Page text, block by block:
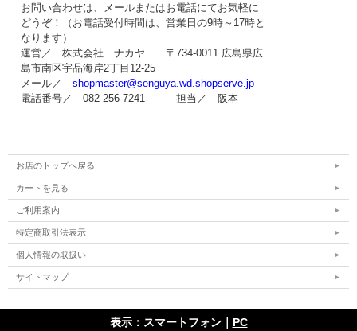
お問い合わせは、メールまたはお電話にてお気軽に
どうぞ！（お電話受付時間は、 営業日の9時～17時と
なります）
運営／ 株式会社 ナカヤ 〒734-0011 広島県広
島市南区宇品海岸2丁目12-25
メール／ shopmaster@senguya.wd.shopserve.jp
電話番号／ 082-256-7241 担当／ 阪本
お店のトップへ戻る
カートを見る
ご利用案内
特定商取引法表示
個人情報の取扱い
サイトマップ
表示：スマートフォン｜ PC